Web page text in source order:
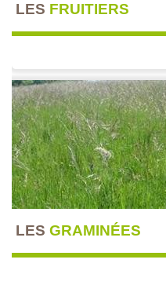
LES FRUITIERS
LES GRAMINÉES